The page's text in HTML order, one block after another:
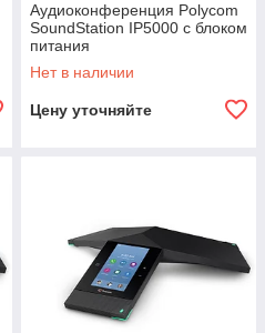
Аудиоконференция Polycom
SoundStation IP5000 с блоком
питания
Нет в наличии
Цену уточняйте